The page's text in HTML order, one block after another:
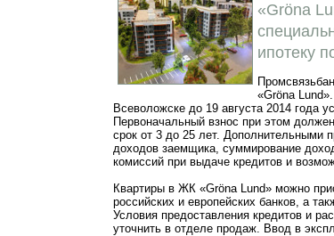
«Gröna
ипотеку
«Gröna
Всеволожске до 19 августа 2014 года
Первоначальный взнос при этом
срок от 3 до 25 лет. Дополнительными
доходов заемщика, суммирование
комиссий при выдаче кредитов и
Квартиры в ЖК «Gröna Lund» можно
российских и европейских банков, а
Условия предоставления кредитов и
уточнить в отделе продаж. Ввод в